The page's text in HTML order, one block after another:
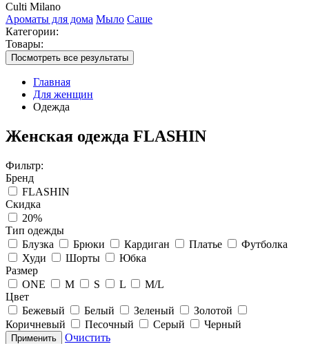
Culti Milano
Ароматы для дома Мыло Саше
Категории:
Товары:
Посмотреть все результаты
Главная
Для женщин
Одежда
Женская одежда FLASHIN
Фильтр:
Бренд
FLASHIN
Скидка
20%
Тип одежды
Блузка
Брюки Кардиган Платье
Футболка
Худи
Шорты
Юбка
Размер
ONE
M S L
M/L
Цвет
Бежевый
Белый Зеленый
Золотой
Коричневый
Песочный Серый Черный
Применить
Очистить